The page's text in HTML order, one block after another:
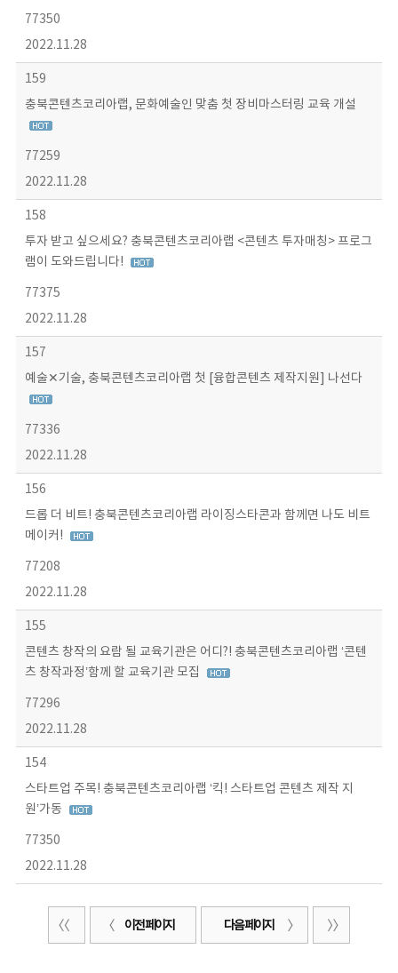
77350
2022.11.28
159
충북콘텐츠코리아랩, 문화예술인 맞춤 첫 장비마스터링 교육 개설
77259
2022.11.28
158
투자 받고 싶으세요? 충북콘텐츠코리아랩 <콘텐츠 투자매칭> 프로그
램이 도와드립니다!
77375
2022.11.28
157
예술✕기술, 충북콘텐츠코리아랩 첫 [융합콘텐츠 제작지원] 나선다
77336
2022.11.28
156
드롭 더 비트! 충북콘텐츠코리아랩 라이징스타콘과 함께면 나도 비트
메이커!
77208
2022.11.28
155
콘텐츠 창작의 요람 될 교육기관은 어디?! 충북콘텐츠코리아랩 ‘콘텐
츠 창작과정’함께 할 교육기관 모집
77296
2022.11.28
154
스타트업 주목! 충북콘텐츠코리아랩 ‘킥! 스타트업 콘텐츠 제작 지
원’가동
77350
2022.11.28
이전 페이지 다음 페이지